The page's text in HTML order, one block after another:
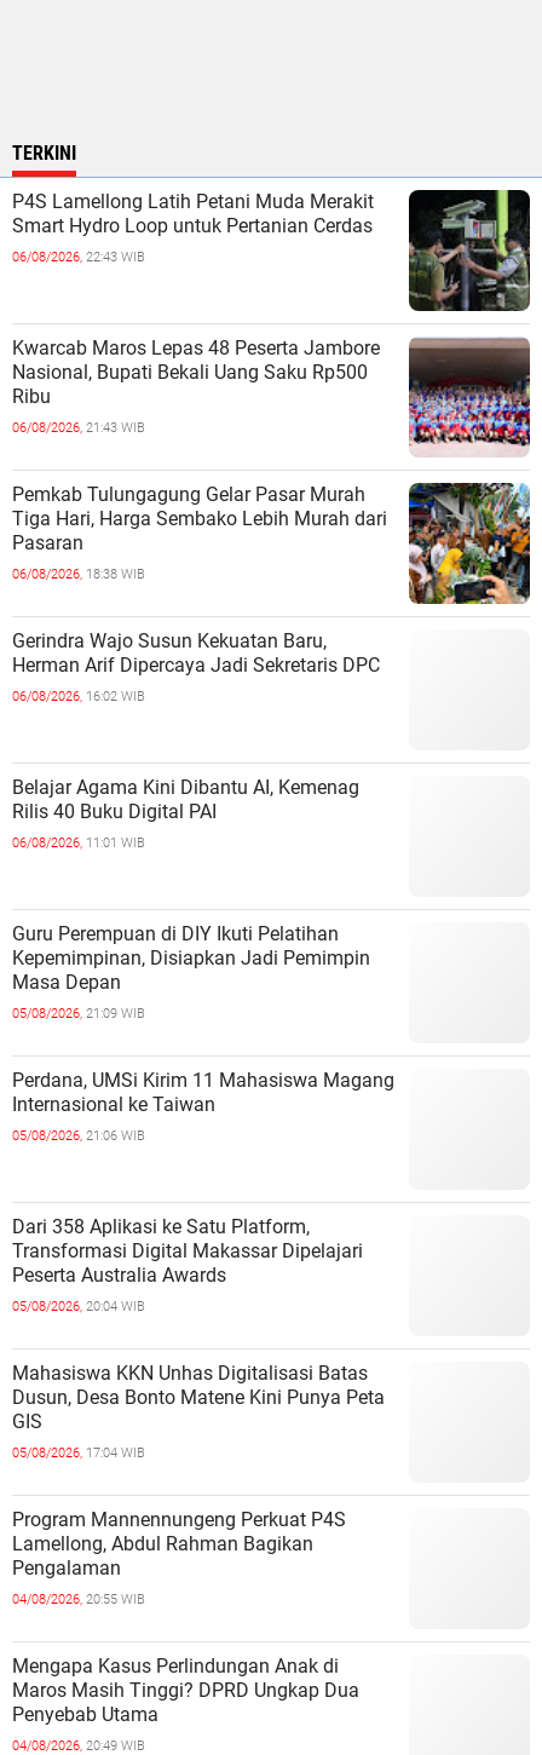
TERKINI
P4S Lamellong Latih Petani Muda Merakit
Smart Hydro Loop untuk Pertanian Cerdas
06/08/2026, 22:43 WIB
Kwarcab Maros Lepas 48 Peserta Jambore
Nasional, Bupati Bekali Uang Saku Rp500
Ribu
06/08/2026, 21:43 WIB
Pemkab Tulungagung Gelar Pasar Murah
Tiga Hari, Harga Sembako Lebih Murah dari
Pasaran
06/08/2026, 18:38 WIB
Gerindra Wajo Susun Kekuatan Baru,
Herman Arif Dipercaya Jadi Sekretaris DPC
06/08/2026, 16:02 WIB
Belajar Agama Kini Dibantu AI, Kemenag
Rilis 40 Buku Digital PAI
06/08/2026, 11:01 WIB
Guru Perempuan di DIY Ikuti Pelatihan
Kepemimpinan, Disiapkan Jadi Pemimpin
Masa Depan
05/08/2026, 21:09 WIB
Perdana, UMSi Kirim 11 Mahasiswa Magang
Internasional ke Taiwan
05/08/2026, 21:06 WIB
Dari 358 Aplikasi ke Satu Platform,
Transformasi Digital Makassar Dipelajari
Peserta Australia Awards
05/08/2026, 20:04 WIB
Mahasiswa KKN Unhas Digitalisasi Batas
Dusun, Desa Bonto Matene Kini Punya Peta
GIS
05/08/2026, 17:04 WIB
Program Mannennungeng Perkuat P4S
Lamellong, Abdul Rahman Bagikan
Pengalaman
04/08/2026, 20:55 WIB
Mengapa Kasus Perlindungan Anak di
Maros Masih Tinggi? DPRD Ungkap Dua
Penyebab Utama
04/08/2026, 20:49 WIB